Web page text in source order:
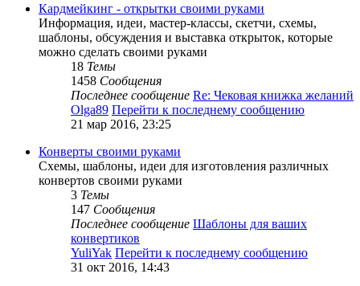
Кардмейкинг - открытки своими руками
Информация, идеи, мастер-классы, скетчи, схемы,
шаблоны, обсуждения и выставка открыток, которые
можно сделать своими руками
18 Темы
1458 Сообщения
Последнее сообщение Re: Чековая книжка желаний
Olga89 Перейти к последнему сообщению
21 мар 2016, 23:25
Конверты своими руками
Схемы, шаблоны, идеи для изготовления различных
конвертов своими руками
3 Темы
147 Сообщения
Последнее сообщение Шаблоны для ваших
конвертиков
YuliYak Перейти к последнему сообщению
31 окт 2016, 14:43